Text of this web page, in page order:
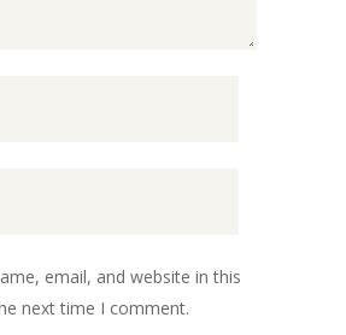
email, and website in this
next time I comment.